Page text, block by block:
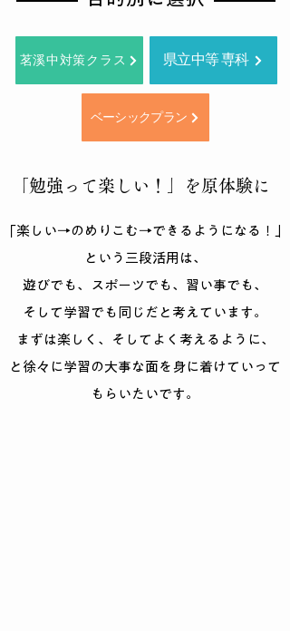
茗溪中対策クラス 県立中等 専科
ベーシックプラン
「勉強って楽しい！」を原体験に
「楽しい→のめりこむ→できるようになる！」
​という三段活用は、
遊びでも、スポーツでも、習い事でも、
そして学習でも同じだと 考えています。
まずは楽しく、そしてよく考えるように、
と徐々に学習の大事な面を身に着けていって
もらいたいです。